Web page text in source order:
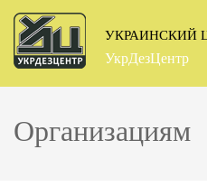
содержимому
(нажмите
Enter)
УКРАИНСКИЙ
УкрДезЦентр
Организациям